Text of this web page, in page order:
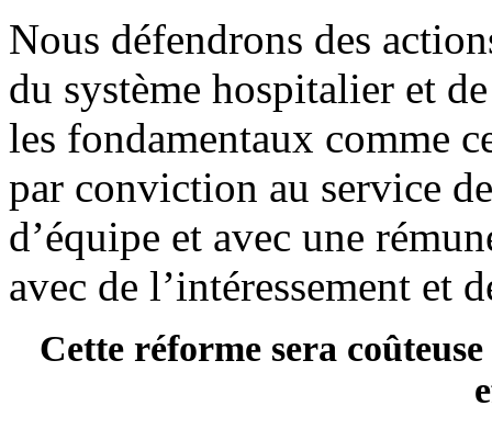
Nous défendrons des
du système hospitalier et
les fondamentaux comme
par conviction au service
d’équipe et avec une
avec de l’intéressement et
Cette réforme sera